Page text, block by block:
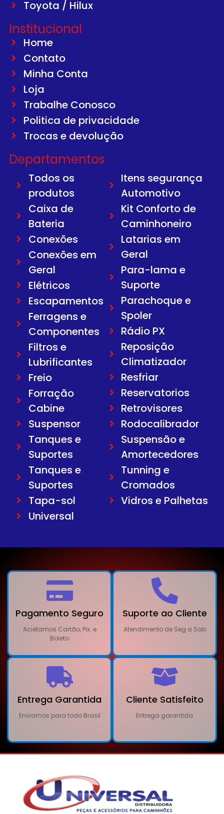
Toyota / Hilux
Institucional
Home
Contato
Minha Conta
Loja
Trabalhe Conosco
Politica de privacidade
Trocas e devolução
Departamentos
Todos os
produtos
Caixa de
Bateria
Conexões
Conexões em
Geral
Elétricos
Escapamentos
Ferragens e
Componentes
Filtros e
Lubrificantes
Freio
Forração
Cabine
Suspensor
Tanques e
Suportes
Tanques e
Suportes
Tapa-sol
Universal
Itens segurança
Automotivo
Kit Conforto de
Caminhoneiro
Latarias em
Geral
Para-lama e
Suporte
Parachoque e
Spoler
Rádio PX
Reposição
Climatizador
Resfriar
Reservatorios
Retrovisores
Rodocalibrador
Suspensão e
Amortecedores
Tunning e
Cromados
Vidros e Palhetas
Pagamento Seguro
Acietamos Cartão, Pix. e
Boleto
Suporte ao Cliente
Atendimento de Seg a Sab
Entrega Garantida
Enviamos para todo Brasil
Cliente Satisfeito
Entrega garantida